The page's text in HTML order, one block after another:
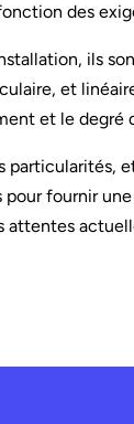
des
ils
et
et le degré
particularités,
pour fournir
attentes